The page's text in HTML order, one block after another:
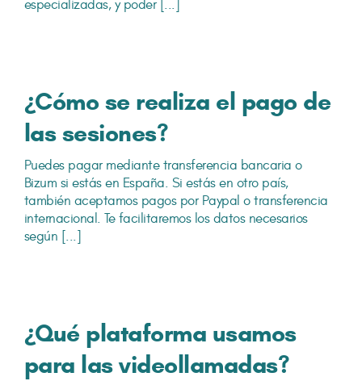
especializadas, y poder [...]
¿Cómo se realiza el pago de
las sesiones?
Puedes pagar mediante transferencia bancaria o
Bizum si estás en España. Si estás en otro país,
también aceptamos pagos por Paypal o transferencia
internacional. Te facilitaremos los datos necesarios
según [...]
¿Qué plataforma usamos
para las videollamadas?